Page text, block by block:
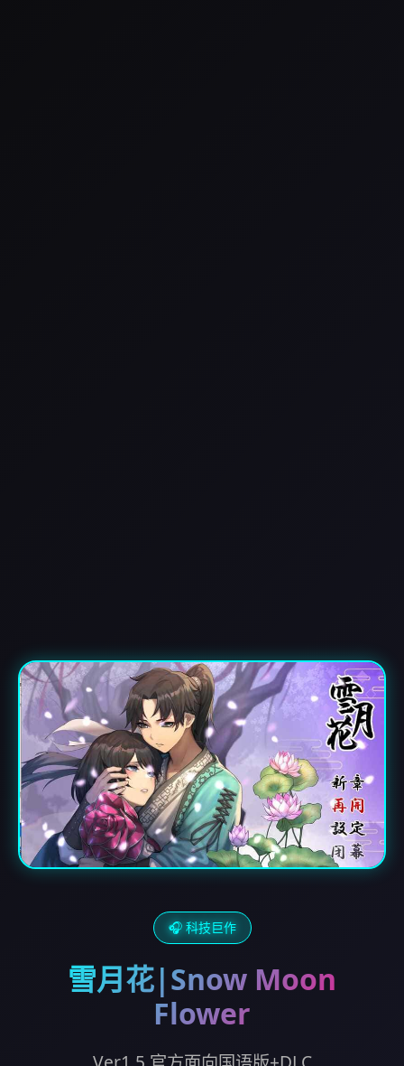
🎧 科技巨作
雪月花|Snow Moon
Flower